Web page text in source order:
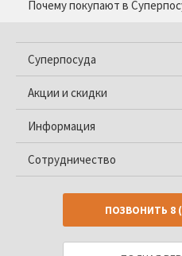
Почему покупают в
Суперпосуда
Акции и скидки
Информация
Сотрудничество
ПОЗВОНИТЬ 8